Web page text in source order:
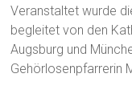
Veranstaltet wurde
begleitet von den
Augsburg und
Gehörlosenpfarrerin